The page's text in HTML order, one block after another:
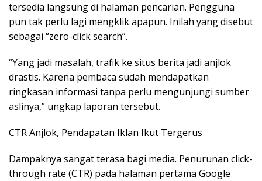
tersedia langsung di halaman pencarian. Pengguna
pun tak perlu lagi mengklik apapun. Inilah yang disebut
sebagai “zero-click search”.
“Yang jadi masalah, trafik ke situs berita jadi anjlok
drastis. Karena pembaca sudah mendapatkan
ringkasan informasi tanpa perlu mengunjungi sumber
aslinya,” ungkap laporan tersebut.
CTR Anjlok, Pendapatan Iklan Ikut Tergerus
Dampaknya sangat terasa bagi media. Penurunan click-
through rate (CTR) pada halaman pertama Google